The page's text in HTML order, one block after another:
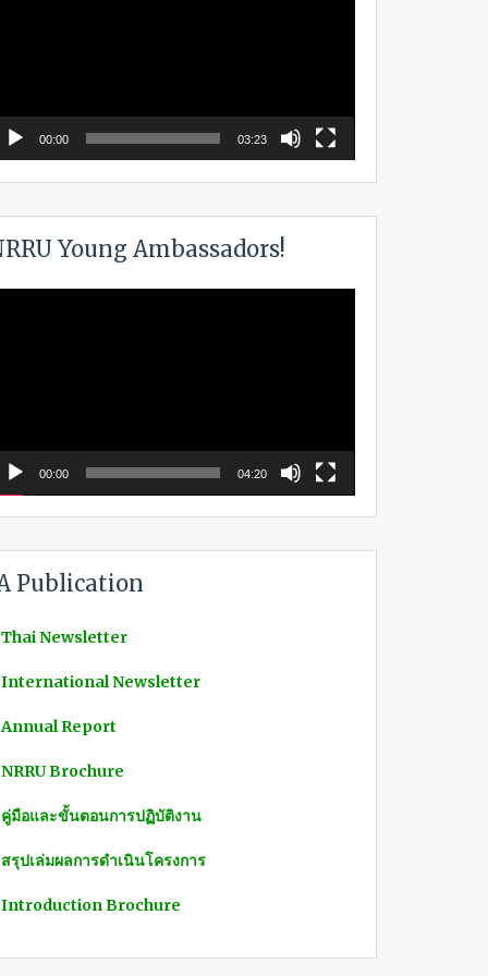
00:00 03:23
Young Ambassadors!
00:00 04:20
Publication
Newsletter
International Newsletter
Report
Brochure
มือและขั้นตอนการปฏิบัติงาน
รุปเล่มผลการดำเนินโครงการ
Introduction Brochure